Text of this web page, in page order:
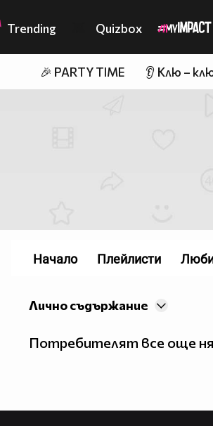
Trending Quizbox
🎉 PARTY TIME 👂 Клю –
Лично съдържание
Потребителят все още
Начало Плейлисти